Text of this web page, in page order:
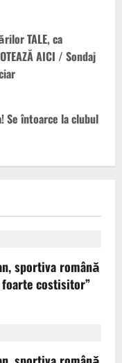
TALE, ca
AICI / Sondaj
Se întoarce la clubul
sportiva română
foarte costisitor”